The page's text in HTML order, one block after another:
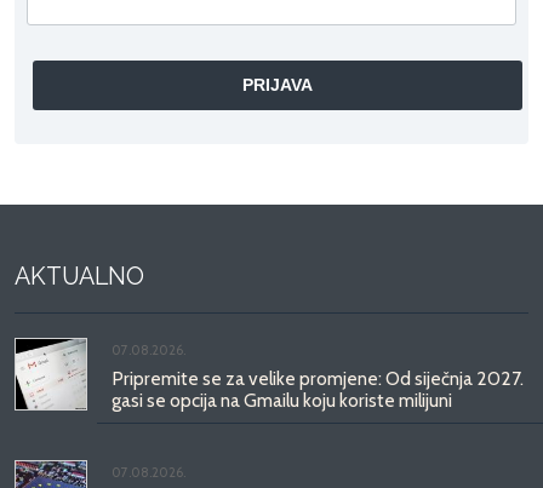
AKTUALNO
07.08.2026.
Pripremite se za velike promjene: Od siječnja 2027.
gasi se opcija na Gmailu koju koriste milijuni
07.08.2026.